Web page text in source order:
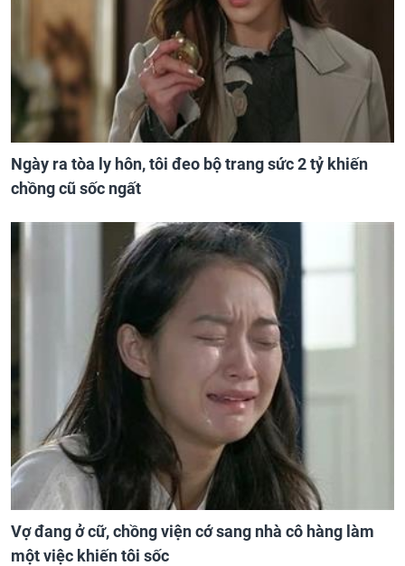
Ngày ra tòa ly hôn, tôi đeo bộ trang sức 2 tỷ khiến
chồng cũ sốc ngất
Vợ đang ở cữ, chồng viện cớ sang nhà cô hàng làm
một việc khiến tôi sốc